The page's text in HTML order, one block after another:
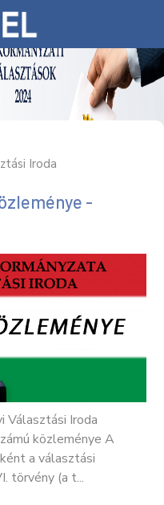
Iroda
-
Iroda
közleménye A
a választási
törvény (a t...